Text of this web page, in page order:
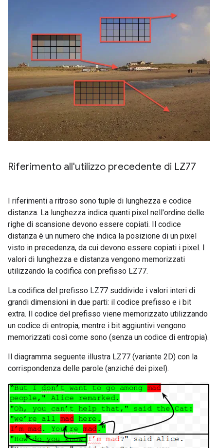
Riferimento all'utilizzo precedente di LZ77
I riferimenti a ritroso sono tuple di lunghezza e codice
distanza. La lunghezza indica quanti pixel nell'ordine delle
righe di scansione devono essere copiati. Il codice
distanza è un numero che indica la posizione di un pixel
visto in precedenza, da cui devono essere copiati i pixel. I
valori di lunghezza e distanza vengono memorizzati
utilizzando la codifica con prefisso LZ77.
La codifica del prefisso LZ77 suddivide i valori interi di
grandi dimensioni in due parti: il codice prefisso e i bit
extra. Il codice del prefisso viene memorizzato utilizzando
un codice di entropia, mentre i bit aggiuntivi vengono
memorizzati così come sono (senza un codice di entropia).
Il diagramma seguente illustra LZ77 (variante 2D) con la
corrispondenza delle parole (anziché dei pixel).